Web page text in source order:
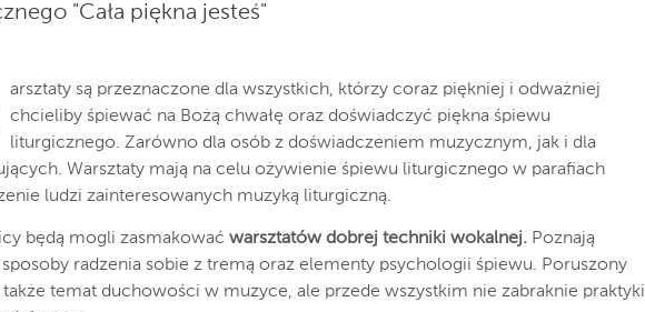
"Cała piękna jesteś"
arsztaty są przeznaczone dla wszystkich, którzy coraz piękniej i odważniej
chcieliby śpiewać na Bożą chwałę oraz doświadczyć piękna śpiewu
liturgicznego. Zarówno dla osób z doświadczeniem muzycznym, jak i dla
Warsztaty mają na celu ożywienie śpiewu liturgicznego w parafiach
ludzi zainteresowanych muzyką liturgiczną.
będą mogli zasmakować warsztatów dobrej techniki wokalnej. Poznają
radzenia sobie z tremą oraz elementy psychologii śpiewu. Poruszony
także temat duchowości w muzyce, ale przede wszystkim nie zabraknie praktyki